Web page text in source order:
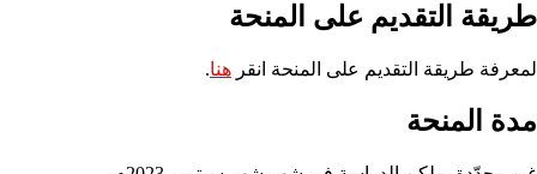
طريقة التقديم على المنحة
لمعرفة طريقة التقديم على المنحة انقر هنا.
مدة المنحة